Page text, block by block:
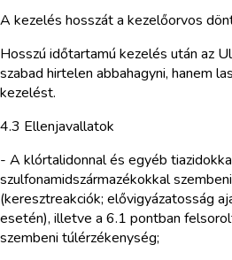
A kezelés hosszát a kezelőorvos
Hosszú időtartamú kezelés után az
szabad hirtelen abbahagyni, hanem
kezelést.
4.3 Ellenjavallatok
- A klórtalidonnal és egyéb
szulfonamidszármazékokkal
(keresztreakciók; elővigyázatosság
esetén), illetve a 6.1 pontban
szembeni túlérzékenység;